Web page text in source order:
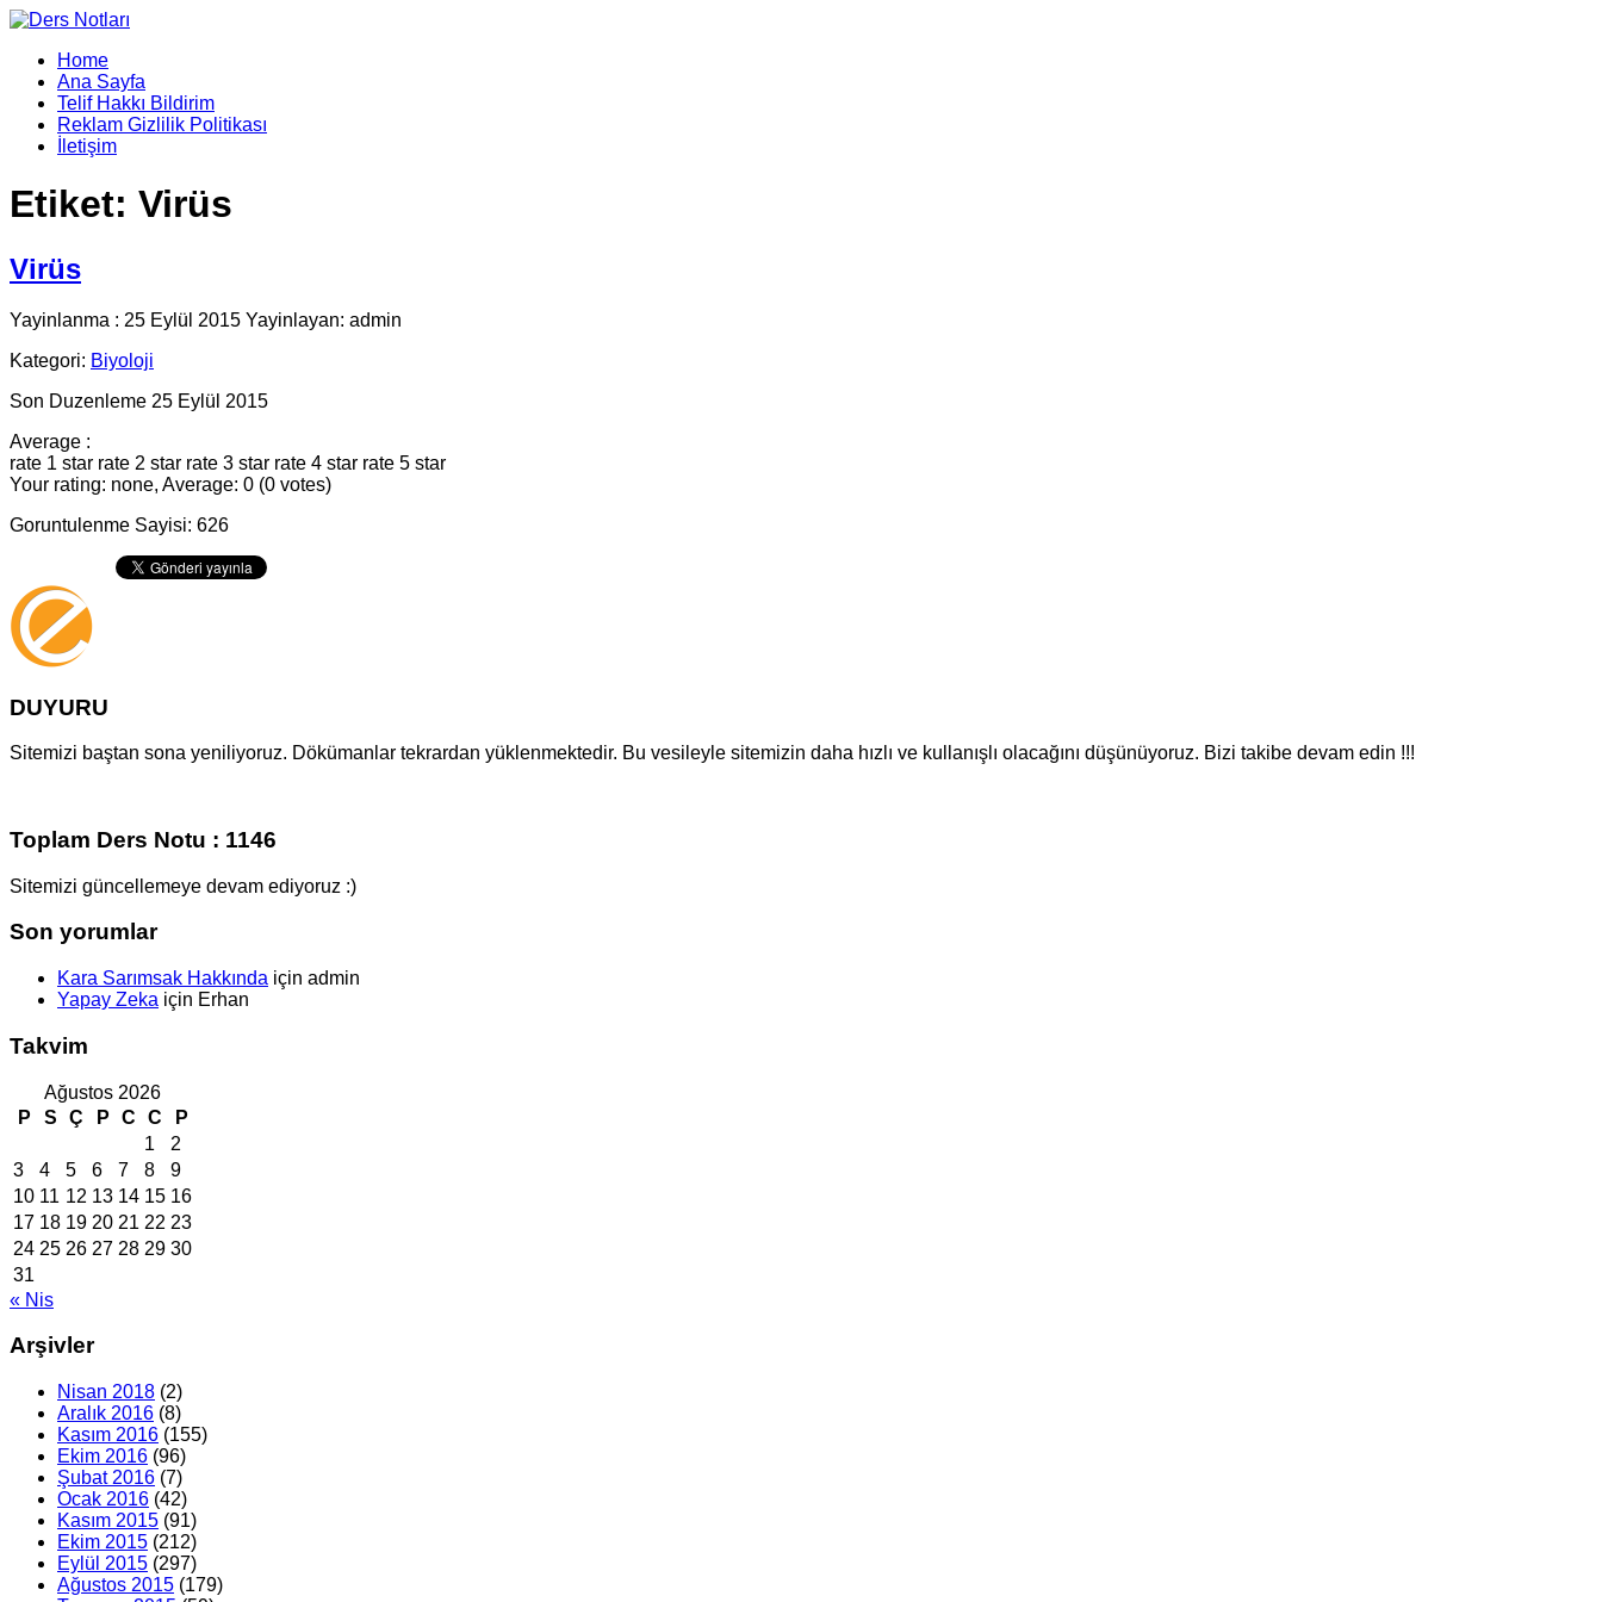
Home
Ana Sayfa
Telif Hakkı Bildirim
Reklam Gizlilik Politikası
İletişim
Etiket: Virüs
Virüs
Yayinlanma : 25 Eylül 2015 Yayinlayan: admin
Kategori: Biyoloji
Son Duzenleme 25 Eylül 2015
Average :
rate 1 star rate 2 star rate 3 star rate 4 star rate 5 star
Your rating: none, Average: 0 (0 votes)
Goruntulenme Sayisi: 626
DUYURU
Sitemizi baştan sona yeniliyoruz. Dökümanlar tekrardan yüklenmektedir. Bu vesileyle sitemizin daha hızlı ve kullanışlı olacağını düşünüyoruz. Bizi takibe devam edin !!!
Toplam Ders Notu : 1146
Sitemizi güncellemeye devam ediyoruz :)
Son yorumlar
Kara Sarımsak Hakkında için admin
Yapay Zeka için Erhan
Takvim
Ağustos 2026
P
S Ç P C C
P
1
2
3
4 5 6 7 8
9
10 11 12 13 14 15 16
17 18 19 20 21 22 23
24 25 26 27 28 29 30
31
« Nis
Arşivler
Nisan 2018 (2)
Aralık 2016 (8)
Kasım 2016 (155)
Ekim 2016 (96)
Şubat 2016 (7)
Ocak 2016 (42)
Kasım 2015 (91)
Ekim 2015 (212)
Eylül 2015 (297)
Ağustos 2015 (179)